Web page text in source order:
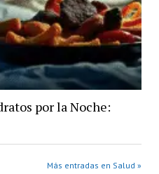
por la Noche:
Más entradas en Salud »